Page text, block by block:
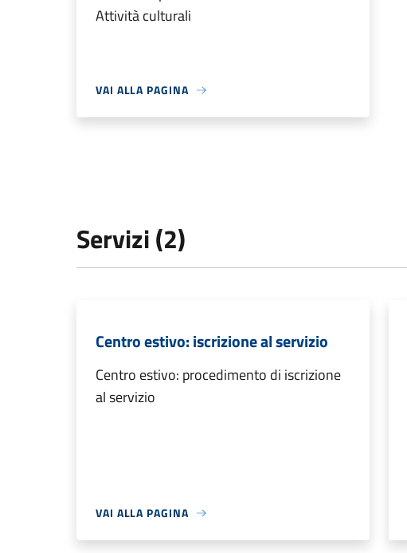
Attività culturali
VAI ALLA PAGINA
Servizi (2)
Centro estivo: iscrizione al servizio
Centro estivo: procedimento di iscrizione
al servizio
VAI ALLA PAGINA